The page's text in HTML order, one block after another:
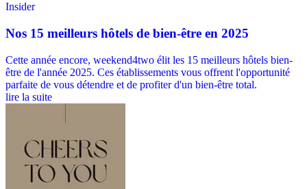
Insider
Nos 15 meilleurs hôtels de bien-être en 2025
Cette année encore, weekend4two élit les 15 meilleurs hôtels bien-
être de l'année 2025. Ces établissements vous offrent l'opportunité
parfaite de vous détendre et de profiter d'un bien-être total.
lire la suite